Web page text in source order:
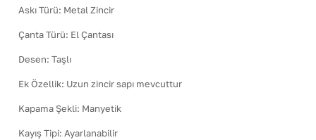
Askı Türü: Metal Zincir
Çanta Türü: El Çantası
Desen: Taşlı
Ek Özellik: Uzun zincir sapı mevcuttur
Kapama Şekli: Manyetik
Kayış Tipi: Ayarlanabilir